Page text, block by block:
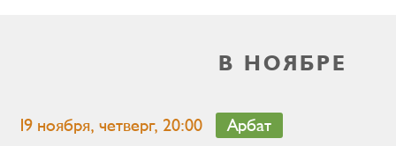
В НОЯБРЕ
19 ноября, четверг, 20:00 Арбат